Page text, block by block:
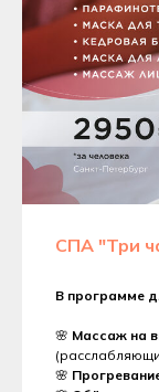
СПА "Три
В программе
🌸 Массаж на
🌸